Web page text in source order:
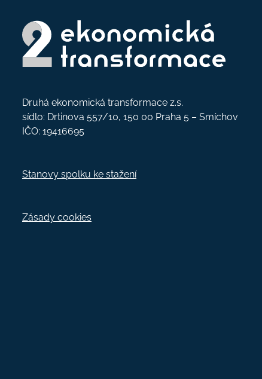
Druhá ekonomická transformace z.s.
sídlo: Drtinova 557/10, 150 00 Praha 5 – Smíchov
IČO: 19416695
Stanovy spolku ke stažení
Zásady cookies